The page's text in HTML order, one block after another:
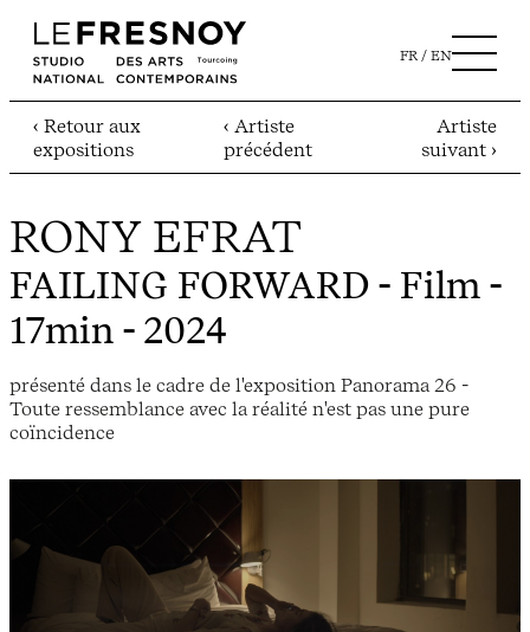
FR EN
‹ Retour aux
expositions
‹ Artiste
précédent
Artiste
suivant ›
RONY EFRAT
FAILING FORWARD - Film -
17min - 2024
présenté dans le cadre de l'exposition Panorama 26 -
Toute ressemblance avec la réalité n'est pas une pure
coïncidence